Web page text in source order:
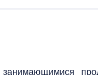
занимающимися